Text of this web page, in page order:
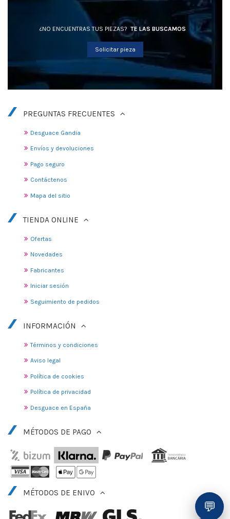
¿NO ENCUENTRAS TUS PIEZAS? TE LAS BUSCAMOS
Solicitar pieza
PREGUNTAS FRECUENTES
Desguace Gandia
Envíos y devoluciones
Pago seguro
Contáctenos
Mapa del sitio
TIENDA ONLINE
Ofertas
Novedades
Fabricantes
Iniciar sesión
Seguimiento de pedidos
INFORMACIÓN
Términos y condiciones
Aviso legal
Política de cookies
Política de privacidad
Desguace en España
MÉTODOS DE PAGO
MÉTODOS DE ENIVO
💬